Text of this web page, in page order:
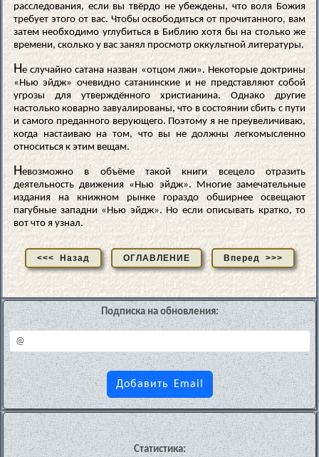
расследования, если вы твёрдо не убеждены, что воля Божия
требует этого от вас. Чтобы освободиться от прочитанного, вам
затем необходимо углубиться в Библию хотя бы на столько же
времени, сколько у вас занял просмотр оккультной литературы.
Не случайно сатана назван «отцом лжи». Некоторые доктрины
«Нью эйдж» очевидно сатанинские и не представляют собой
угрозы для утверждённого христианина. Однако другие
настолько коварно завуалированы, что в состоянии сбить с пути
и самого преданного верующего. Поэтому я не преувеличиваю,
когда настаиваю на том, что вы не должны легкомысленно
относиться к этим вещам.
Невозможно в объёме такой книги всецело отразить
деятельность движения «Нью эйдж». Многие замечательные
издания на книжном рынке гораздо обширнее освещают
пагубные западни «Нью эйдж». Но если описывать кратко, то
вот что я узнал.
<<< Назад ОГЛАВЛЕНИЕ Вперед >>>
Подписка на обновления:
Статистика: